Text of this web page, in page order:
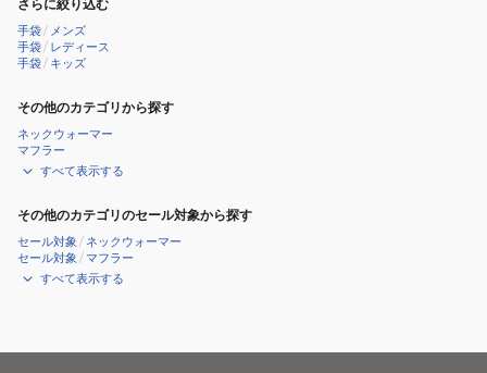
さらに絞り込む
手袋/ メンズ
手袋/ レディース
手袋/ キッズ
その他のカテゴリから探す
ネックウォーマー
マフラー
すべて表示する
その他のカテゴリのセール対象から探す
セール対象 / ネックウォーマー
セール対象 / マフラー
すべて表示する